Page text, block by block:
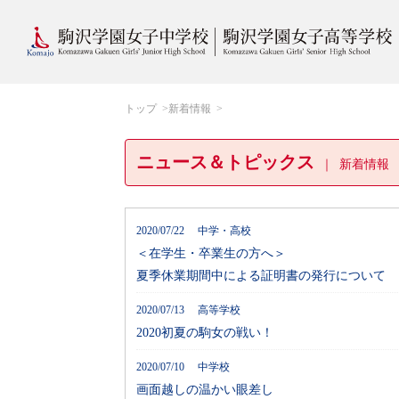
トップ 新着情報
ニュース＆トピックス 新着情報
2020/07/22 中学・高校
＜在学生・卒業生の方へ＞
夏季休業期間中による証明書の発行について
2020/07/13 高等学校
2020初夏の駒女の戦い！
2020/07/10 中学校
画面越しの温かい眼差し